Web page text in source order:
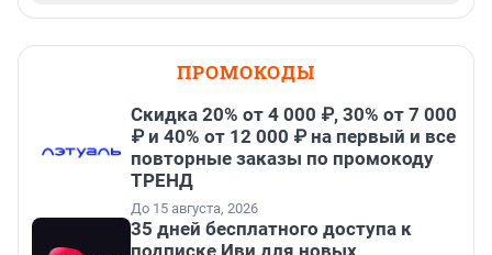
ПРОМОКОДЫ
Скидка 20% от 4 000 ₽, 30% от 7 000
₽ и 40% от 12 000 ₽ на первый и все
повторные заказы по промокоду
ТРЕНД
До 15 августа, 2026
35 дней бесплатного доступа к
подписке Иви для новых